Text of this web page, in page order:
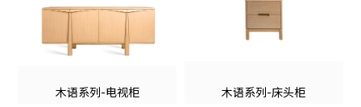
木语系列-电视柜 木语系列-床头柜